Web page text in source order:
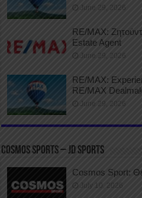
June 29, 2026
RE/MAX:
Estate Agent
June 29, 2026
RE/MAX:
RE/MAX
June 29, 2026
COSMOS SPORTS – JD SPORTS
Cosmos Sport:
July 10, 2026